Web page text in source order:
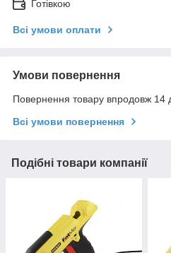
Готівкою
Всі умови оплати
Умови повернення
Повернення товару впродовж 14
Всі умови повернення
Подібні товари компанії